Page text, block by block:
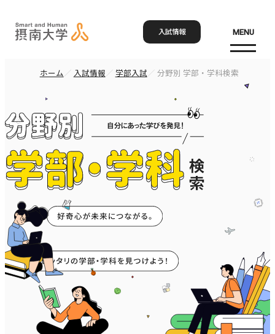
MENU
入試情報
アクセス
ホーム
大学概要
大学概要トップ
学びの特色
キャンパス・施設紹介
交通アクセス
学部・大学院
学部・大学院トップ
学部
研究・社会連携
研究・社会連携トップ
研究
学生生活
ホーム 入試情報 学部入試 分野別 学部・学科検索